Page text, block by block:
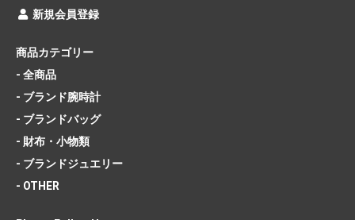
新規会員登録
商品カテゴリー
- 全商品
- ブランド腕時計
- ブランドバッグ
- 財布・小物類
- ブランドジュエリー
- OTHER